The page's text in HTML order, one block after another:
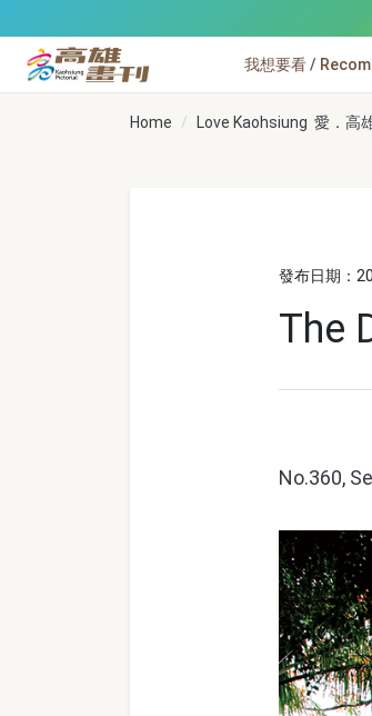
高雄畫刊
我想要看 /
Home Love Kaohsiung 愛．高
發布日期：
The
No.360,